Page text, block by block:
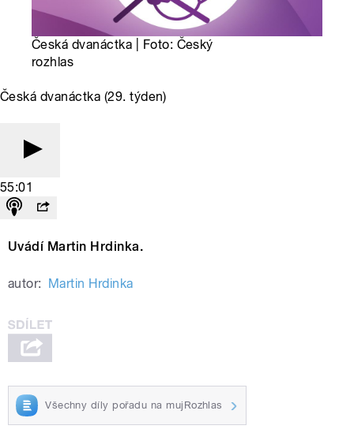
Česká dvanáctka | Foto: Český
rozhlas
Česká dvanáctka (29. týden)
55:01
Uvádí Martin Hrdinka.
autor: Martin Hrdinka
Všechny díly pořadu na mujRozhlas